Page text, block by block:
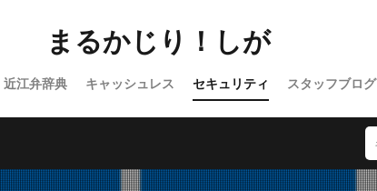
まるかじり！しが
近江弁辞典 キャッシュレス セキュリティ スタッフブログ
バラエティ
WordPress